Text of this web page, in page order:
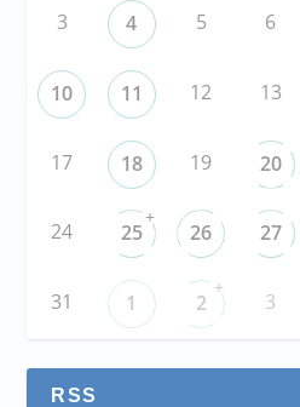
3 4 5 6
10 11 12 13
17 18 19 20
24 25
+
26 27
31 1 2
+
3
RSS